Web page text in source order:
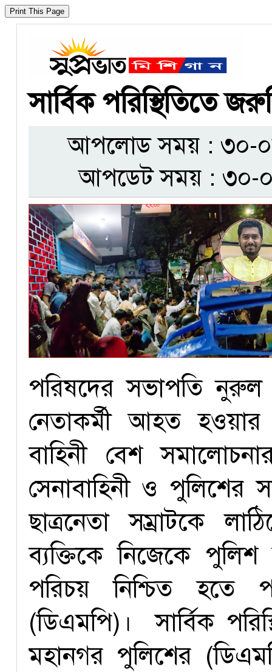
সার্বিক পরিস্থিতিতে
আপলোড সময় : ৩০-
আপডেট সময় : ৩০-
পরিষদের সভাপতি
নেতাকর্মী আহত হওয়ার
বাহিনী বেশ
সেনাবাহিনী ও পুলিশের
ছাত্রনেতা সম্রাটকে
ব্যক্তিকে নিজেকে
পরিচয় নিশ্চিত হতে
(ডিএমপি)। সার্বিক
মহানগর পুলিশের